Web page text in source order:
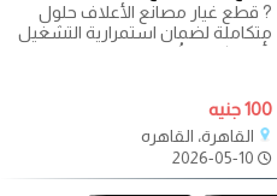
? قطع غيار مصانع الأعلاف حلول
متكاملة لضمان استمرارية التشغيل
بأعلى كفاءة تُعد قطع الغيار من
100 جنيه
القاهرة، القاهره